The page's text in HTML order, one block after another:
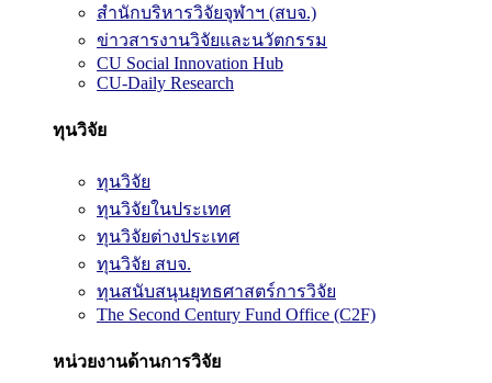
สำนักบริหารวิจัยจุฬาฯ (สบจ.)
ข่าวสารงานวิจัยและนวัตกรรม
CU Social Innovation Hub
CU-Daily Research
ทุนวิจัย
ทุนวิจัย
ทุนวิจัยในประเทศ
ทุนวิจัยต่างประเทศ
ทุนวิจัย สบจ.
ทุนสนับสนุนยุทธศาสตร์การวิจัย
The Second Century Fund Office (C2F)
หน่วยงานด้านการวิจัย